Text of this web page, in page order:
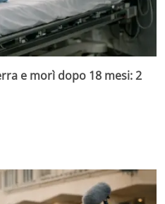
e morì dopo 18 mesi: 2